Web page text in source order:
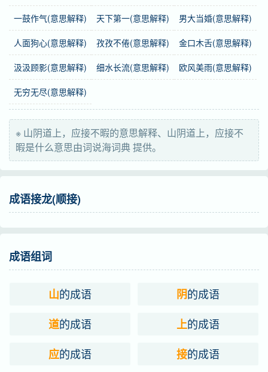
用法 复句式；作宾语、分句；比喻事物繁多，应付不及。
英语 have too many affairs to attend to as one in a
dazzling path
字义分解
shān
山
yīn
阴
dào
道
上
一鼓作气(意思解释) 天下第一(意思解释) 男大当婚(意思解释)
人面狗心(意思解释) 孜孜不倦(意思解释) 金口木舌(意思解释)
汲汲顾影(意思解释) 细水长流(意思解释) 欧风美雨(意思解释)
无穷无尽(意思解释)
※ 山阴道上，应接不暇的意思解释、山阴道上，应接不
暇是什么意思由词说海词典 提供。
成语接龙(顺接)
成语组词
山的成语 阴的成语
道的成语 上的成语
应的成语 接的成语